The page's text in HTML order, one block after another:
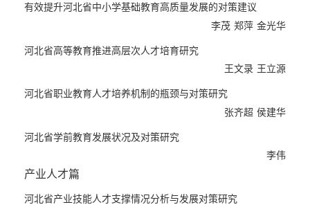
的新成就、新亮点，如新实行的编制备案制、职称评审下放、京津
冀区域实现优质教育资源协同互动、《2019年雄安新区急需人才
目录》发布、冬奥会筹备冰雪专业人才培养快速推进等，同时剖析
求等新形势和新任务，包括加快建设与经济社会各领域高质量发展
相适应的各类高质量人才队伍、积极推进京津冀各领域和各方面人
才协同发展取得突破等。在此基础上，提出了加快推进高质量人才
队伍建设，对接服务“三件大事”、着力实施重大人才项目，围绕自
态环境4个方面的对策建议。
教育篇对改革开放以来河北高等教育、职业教育、中小学基础教育
李茂 郑萍 金光华
有效提升河北省中小学基础教育高质量发展的对策建议
王文录 王立源
河北省高等教育推进高层次人才培育研究
张齐超 侯建华
河北省职业教育人才培养机制的瓶颈与对策研究
李伟
河北省学前教育发展状况及对策研究
产业人才篇
河北省产业技能人才支撑情况分析与发展对策研究